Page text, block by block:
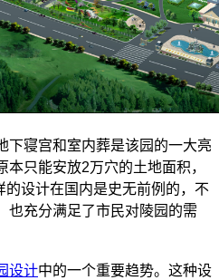
寝宫和室内葬是该园的一大亮
只能安放2万穴的土地面积，
设计在国内是史无前例的，不
也充分满足了市民对陵园的需
设计中的一个重要趋势。这种设